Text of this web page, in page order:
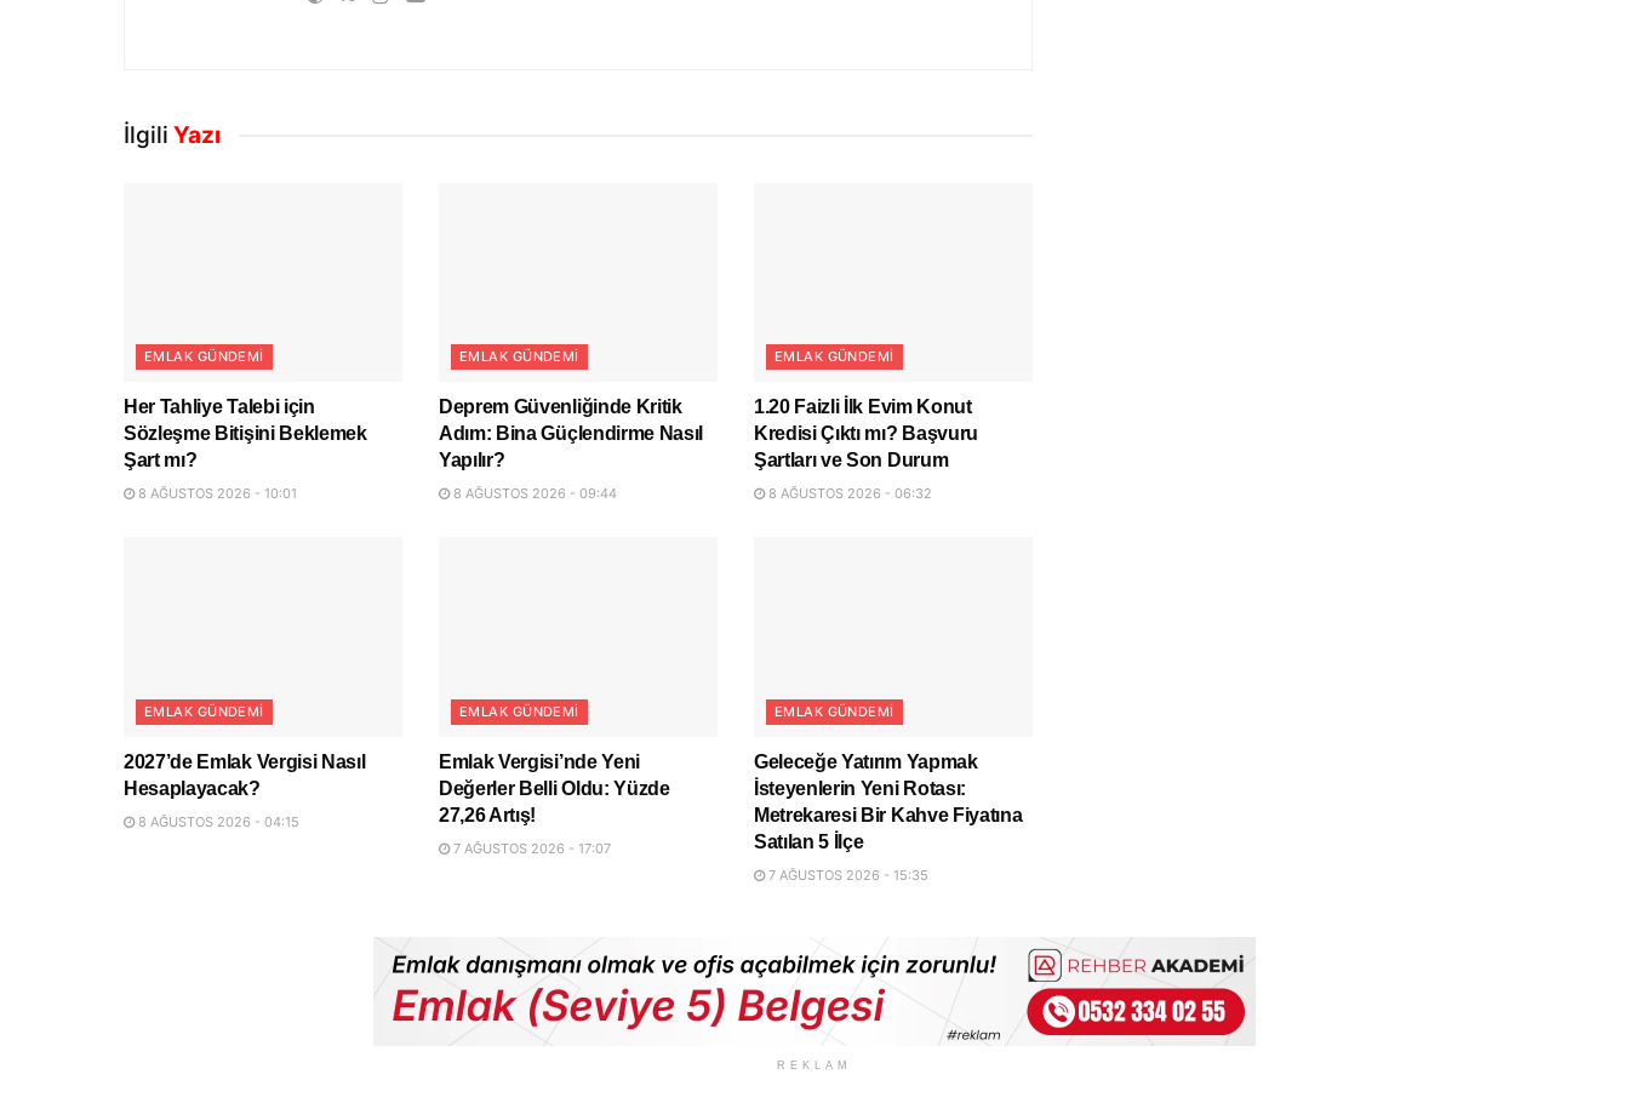
İlgili Yazı
EMLAK GÜNDEMI
Her Tahliye Talebi için
Sözleşme Bitişini Beklemek
Şart mı?
8 AĞUSTOS 2026 - 10:01
EMLAK GÜNDEMI
Deprem Güvenliğinde Kritik
Adım: Bina Güçlendirme Nasıl
Yapılır?
8 AĞUSTOS 2026 - 09:44
EMLAK GÜNDEMI
1.20 Faizli İlk Evim Konut
Kredisi Çıktı mı? Başvuru
Şartları ve Son Durum
8 AĞUSTOS 2026 - 06:32
EMLAK GÜNDEMI
2027’de Emlak Vergisi Nasıl
Hesaplayacak?
8 AĞUSTOS 2026 - 04:15
EMLAK GÜNDEMI
Emlak Vergisi’nde Yeni
Değerler Belli Oldu: Yüzde
27,26 Artış!
7 AĞUSTOS 2026 - 17:07
EMLAK GÜNDEMI
Geleceğe Yatırım Yapmak
İsteyenlerin Yeni Rotası:
Metrekaresi Bir Kahve Fiyatına
Satılan 5 İlçe
7 AĞUSTOS 2026 - 15:35
REKLAM